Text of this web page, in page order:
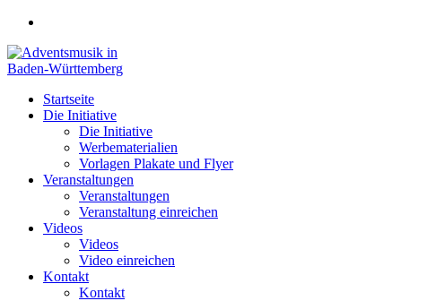
Zum
springen
Startseite
Die Initiative
Die Initiative
Werbematerialien
Vorlagen Plakate und Flyer
Veranstaltungen
Veranstaltungen
Veranstaltung einreichen
Videos
Videos
Video einreichen
Kontakt
Kontakt